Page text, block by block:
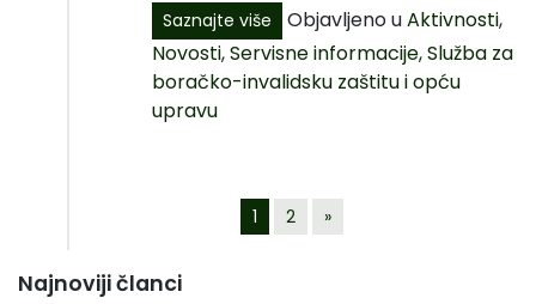
Saznajte više Objavljeno uAktivnosti,
Novosti,Servisne informacije,Služba za
boračko-invalidsku zaštitu i opću
upravu
1 2 »
Najnoviji članci